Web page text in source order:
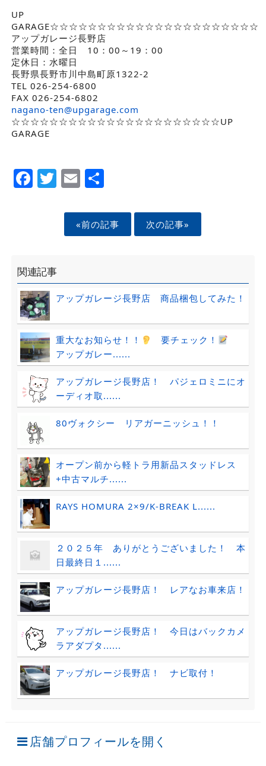
UP
GARAGE☆☆☆☆☆☆☆☆☆☆☆☆☆☆☆☆☆☆☆☆☆☆
アップガレージ長野店
営業時間：全日 10：00～19：00
定休日：水曜日
長野県長野市川中島町原1322-2
TEL 026-254-6800
FAX 026-254-6802
nagano-ten@upgarage.com
☆☆☆☆☆☆☆☆☆☆☆☆☆☆☆☆☆☆☆☆☆☆UP
GARAGE
Facebook
Twitter
EmailShare
«前の記事 次の記事»
関連記事
アップガレージ長野店 商品梱包してみた！
重大なお知らせ！！
要チェック！
アップガレー......
アップガレージ長野店！ パジェロミニにオ
ーディオ取......
80ヴォクシー リアガーニッシュ！！
オープン前から軽トラ用新品スタッドレス
+中古マルチ......
RAYS HOMURA 2×9/K-BREAK L......
２０２５年 ありがとうございました！ 本
日最終日１......
アップガレージ長野店！ レアなお車来店！
アップガレージ長野店！ 今日はバックカメ
ラアダプタ......
アップガレージ長野店！ ナビ取付！
店舗プロフィールを開く